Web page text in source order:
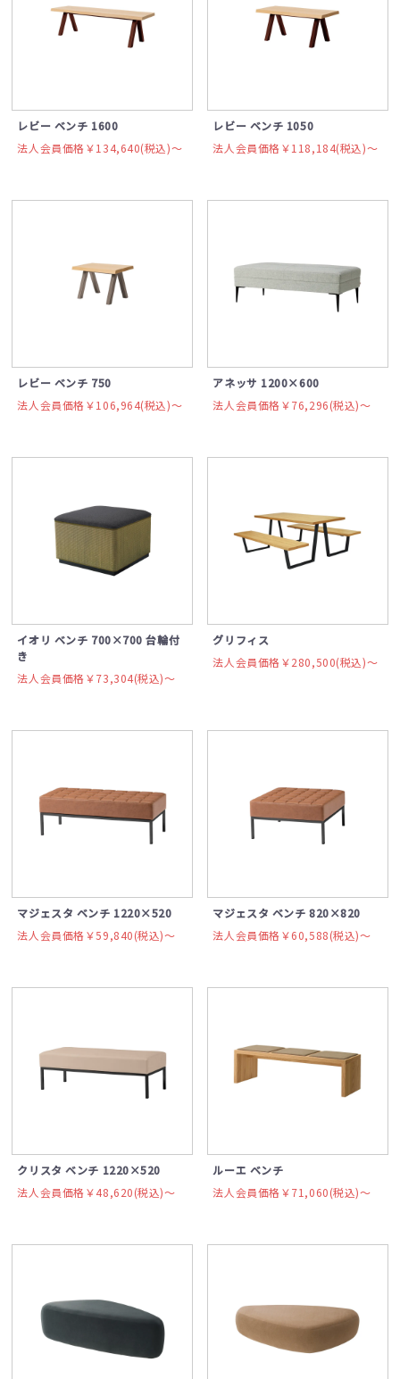
レビー ベンチ 1600
法人会員価格￥134,640(税込)〜
レビー ベンチ 1050
法人会員価格￥118,184(税込)〜
レビー ベンチ 750
法人会員価格￥106,964(税込)〜
アネッサ 1200×600
法人会員価格￥76,296(税込)〜
イオリ ベンチ 700×700 台輪付
き
法人会員価格￥73,304(税込)〜
グリフィス
法人会員価格￥280,500(税込)〜
マジェスタ ベンチ 1220×520
法人会員価格￥59,840(税込)〜
マジェスタ ベンチ 820×820
法人会員価格￥60,588(税込)〜
クリスタ ベンチ 1220×520
法人会員価格￥48,620(税込)〜
ルーエ ベンチ
法人会員価格￥71,060(税込)〜